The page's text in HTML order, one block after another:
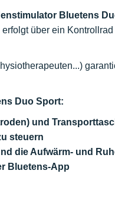
Bluetens
über ein
Duo Sport:
und
steuern
die Aufwärm- und
Bluetens-App